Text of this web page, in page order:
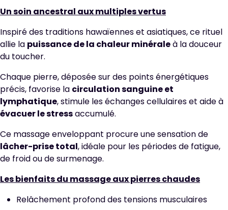
Un soin ancestral aux multiples vertus
Inspiré des traditions hawaïennes et asiatiques, ce rituel
allie la puissance de la chaleur minéraleà la douceur
du toucher.
Chaque pierre, déposée sur des points énergétiques
précis, favorise la circulation sanguine et
lymphatique, stimule les échanges cellulaires et aide à
évacuer le stressaccumulé.
Ce massage enveloppant procure une sensation de
lâcher-prise total, idéale pour les périodes de fatigue,
de froid ou de surmenage.
Les bienfaits du massage aux pierres chaudes
Relâchement profond des tensions musculaires